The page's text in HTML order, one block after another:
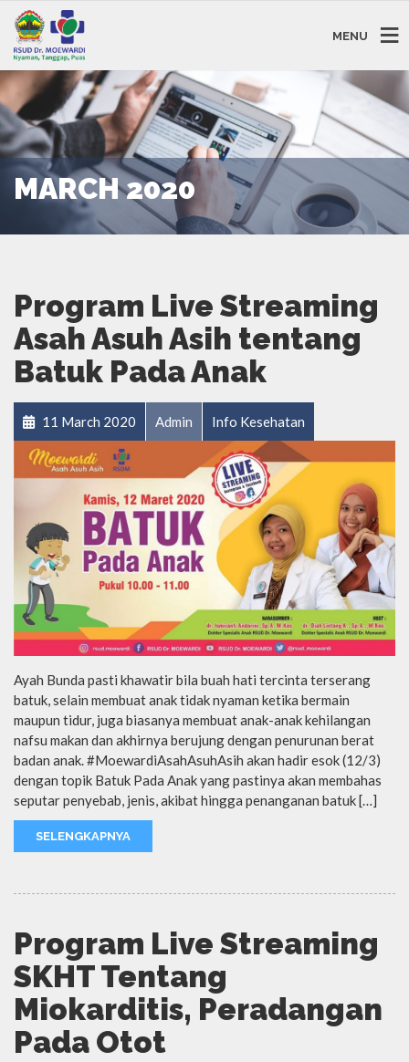
MENU
MARCH 2020
Program Live Streaming
Asah Asuh Asih tentang
Batuk Pada Anak
11 March 2020 Admin Info Kesehatan
Ayah Bunda pasti khawatir bila buah hati tercinta terserang
batuk, selain membuat anak tidak nyaman ketika bermain
maupun tidur, juga biasanya membuat anak-anak kehilangan
nafsu makan dan akhirnya berujung dengan penurunan berat
badan anak. #MoewardiAsahAsuhAsih akan hadir esok (12/3)
dengan topik Batuk Pada Anak yang pastinya akan membahas
seputar penyebab, jenis, akibat hingga penanganan batuk […]
SELENGKAPNYA
Program Live Streaming
SKHT Tentang
Miokarditis, Peradangan
Pada Otot